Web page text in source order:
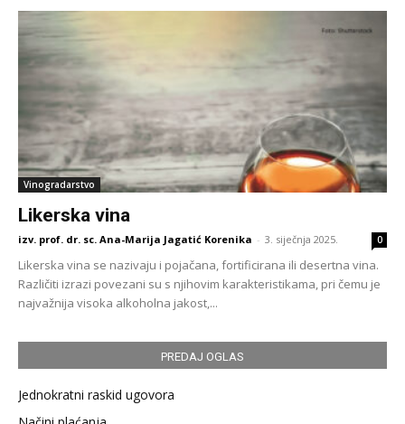
Vinogradarstvo
Likerska vina
izv. prof. dr. sc. Ana-Marija Jagatić Korenika - 3. siječnja 2025. 0
Likerska vina se nazivaju i pojačana, fortificirana ili desertna vina.
Različiti izrazi povezani su s njihovim karakteristikama, pri čemu je
najvažnija visoka alkoholna jakost,...
PREDAJ OGLAS
Jednokratni raskid ugovora